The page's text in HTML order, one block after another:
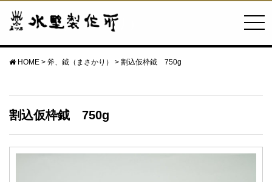
斧、鉞（まさかり）
HOME > 斧、鉞（まさかり） > 割込仮枠鉞 750g
割込仮枠鉞 750g